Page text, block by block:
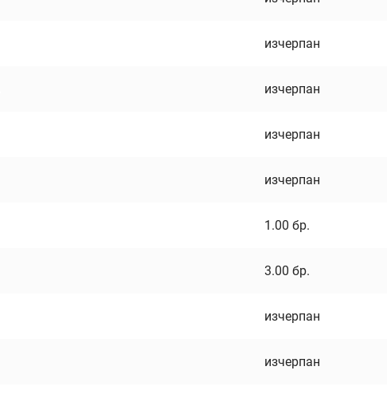
изчерпан
изчерпан
изчерпан
изчерпан
1.00 бр.
3.00 бр.
изчерпан
изчерпан